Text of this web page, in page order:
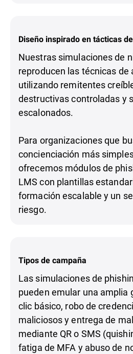
Diseño inspirado en tácticas
Nuestras simulaciones de
reproducen las técnicas de
utilizando remitentes
destructivas controladas y
escalonados.
Para organizaciones que
concienciación más
ofrecemos módulos de
LMS con plantillas
formación escalable y un
riesgo.
Tipos de campaña
Las simulaciones de
pueden emular una amplia
clic básico, robo de
maliciosos y entrega de
mediante QR o SMS
fatiga de MFA y abuso de